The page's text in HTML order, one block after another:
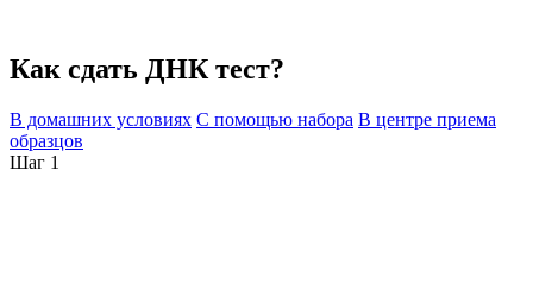
Как сдать ДНК тест?
В домашних условиях С помощью набора В центре приема
образцов
Шаг 1